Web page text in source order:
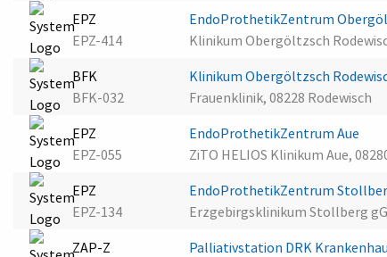
EPZ
EPZ-414
EndoProthetikZentrum
Klinikum Obergöltzsch
BFK
BFK-032
Klinikum Obergöltzsch
Frauenklinik, 08228 Rodewisch
EPZ
EPZ-055
EndoProthetikZentrum Aue
ZiTO HELIOS Klinikum Aue,
EPZ
EPZ-134
EndoProthetikZentrum
Erzgebirgsklinikum Stollberg
ZAP-Z
Palliativstation DRK